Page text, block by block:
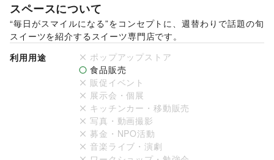
スペースについて
“毎日がスマイルになる”をコンセプトに、週替わりで話題の旬
スイーツを紹介するスイーツ専門店です。
利用用途
ポップアップストア
食品販売
販促イベント
展示会・個展
キッチンカー・移動販売
写真・動画撮影
募金・NPO活動
音楽ライブ・演劇